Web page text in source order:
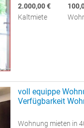
2.000,00 €
Kaltmiete
voll equippe
Verfügbarkeit
Wohnung mieten in